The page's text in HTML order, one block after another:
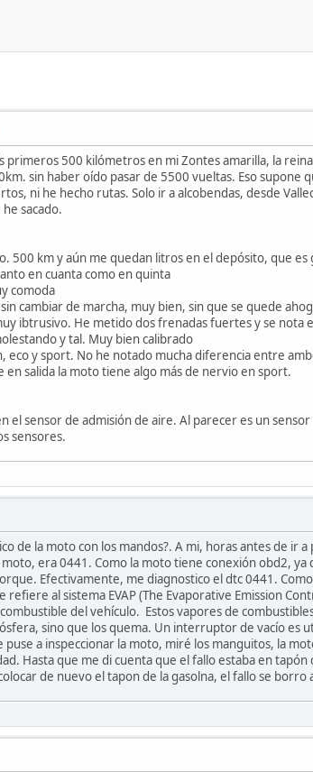
primeros 500 kilómetros en mi Zontes amarilla, la
sin haber oído pasar de 5500 vueltas. Eso
ni he hecho rutas. Solo ir a alcobendas, desde
sacado.
500 km y aún me quedan litros en el depósito, que es
en cuanta como en quinta
comoda
cambiar de marcha, muy bien, sin que se quede
ibtrusivo. He metido dos frenadas fuertes y se
y tal. Muy bien calibrado
eco y sport. No he notado mucha diferencia entre
en salida la moto tiene algo más de nervio en sport.
el sensor de admisión de aire. Al parecer es un
sensores.
de la moto con los mandos?. A mi, horas antes de ir
era 0441. Como la moto tiene conexión obd2,
Efectivamente, me diagnostico el dtc 0441.
refiere al sistema EVAP (The Evaporative Emission
del vehículo. Estos vapores de
sino que los quema. Un interruptor de vacío es
a inspeccionar la moto, miré los manguitos, la
Hasta que me di cuenta que el fallo estaba en
de nuevo el tapon de la gasolna, el fallo se borro